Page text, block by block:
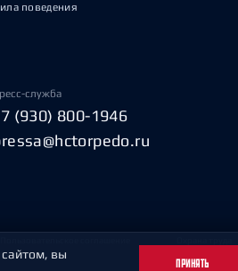
поведения
служба
(930) 800-1946
сайтом, вы
ПРИНЯТЬ